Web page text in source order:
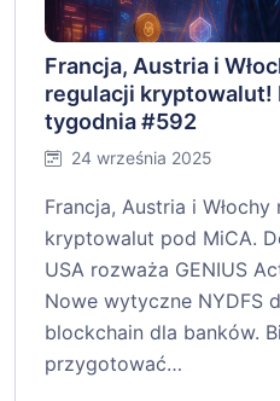
Francja, Austria i
regulacji kryptowalut!
tygodnia #592
24 września 2025
Francja, Austria i
kryptowalut pod MiCA.
USA rozważa GENIUS
Nowe wytyczne NYDFS
blockchain dla banków.
przygotować…